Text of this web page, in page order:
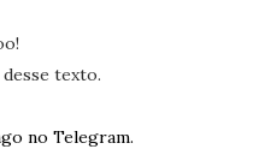
texto.
no Telegram.